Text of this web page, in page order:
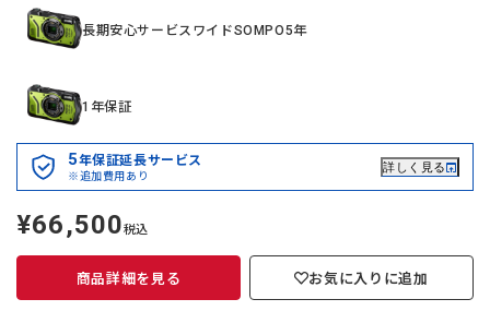
長期安心サービスワイドSOMPO5年
1年保証
5年保証延長サービス
※追加費用あり
詳しく見る
定
価
¥66,500税込
商品詳細を見る お気に入りに追加